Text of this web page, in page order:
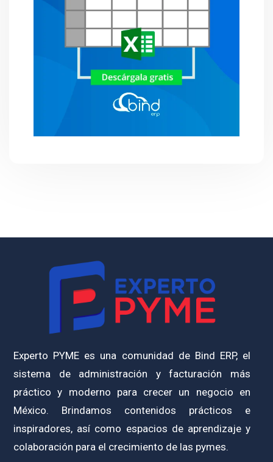
Experto PYME es una comunidad de Bind ERP, el
sistema de administración y facturación más
práctico y moderno para crecer un negocio en
México. Brindamos contenidos prácticos e
inspiradores, así como espacios de aprendizaje y
colaboración para el crecimiento de las pymes.